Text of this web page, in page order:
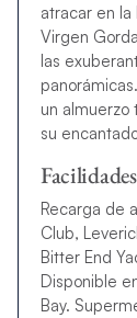
atracar en la
Virgen
las
un almuerzo
su
Facilidades
Recarga de
Club,
Bitter End
Disponible
Bay.